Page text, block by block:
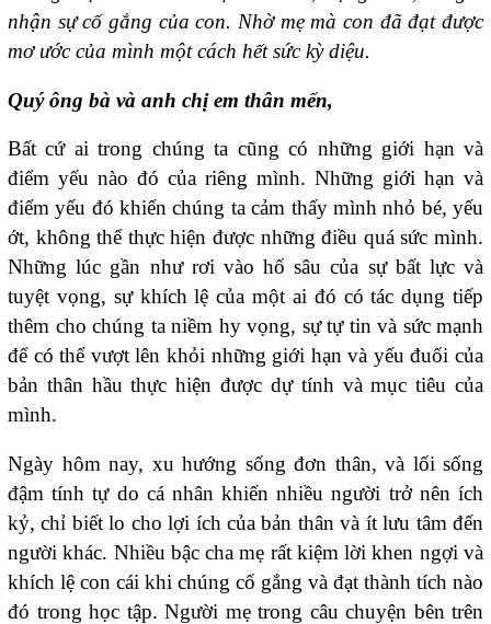
nhận sự cố gắng của con. Nhờ mẹ mà con đã đạt được
mơ ước của mình một cách hết sức kỳ diệu.
Quý ông bà và anh chị em thân mến,
Bất cứ ai trong chúng ta cũng có những giới hạn và
điểm yếu nào đó của riêng mình. Những giới hạn và
điểm yếu đó khiến chúng ta cảm thấy mình nhỏ bé, yếu
ớt, không thể thực hiện được những điều quá sức mình.
Những lúc gần như rơi vào hố sâu của sự bất lực và
tuyệt vọng, sự khích lệ của một ai đó có tác dụng tiếp
thêm cho chúng ta niềm hy vọng, sự tự tin và sức mạnh
để có thể vượt lên khỏi những giới hạn và yếu đuối của
bản thân hầu thực hiện được dự tính và mục tiêu của
mình.
Ngày hôm nay, xu hướng sống đơn thân, và lối sống
đậm tính tự do cá nhân khiến nhiều người trở nên ích
kỷ, chỉ biết lo cho lợi ích của bản thân và ít lưu tâm đến
người khác. Nhiều bậc cha mẹ rất kiệm lời khen ngợi và
khích lệ con cái khi chúng cố gắng và đạt thành tích nào
đó trong học tập. Người mẹ trong câu chuyện bên trên